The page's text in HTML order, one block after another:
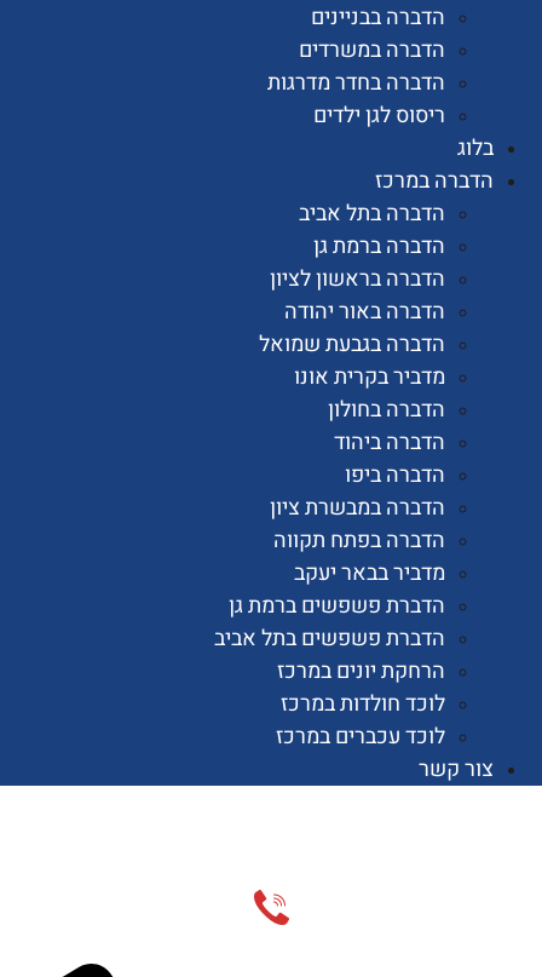
הדברה בבניינים
הדברה במשרדים
הדברה בחדר מדרגות
ריסוס לגן ילדים
במרכז
הדברה בתל אביב
הדברה ברמת גן
הדברה בראשון לציון
הדברה באור יהודה
הדברה בגבעת שמואל
מדביר בקרית אונו
הדברה בחולון
הדברה ביהוד
הדברה ביפו
הדברה במבשרת ציון
הדברה בפתח תקווה
מדביר בבאר יעקב
הדברת פשפשים ברמת גן
הדברת פשפשים בתל אביב
הרחקת יונים במרכז
לוכד חולדות במרכז
לוכד עכברים במרכז